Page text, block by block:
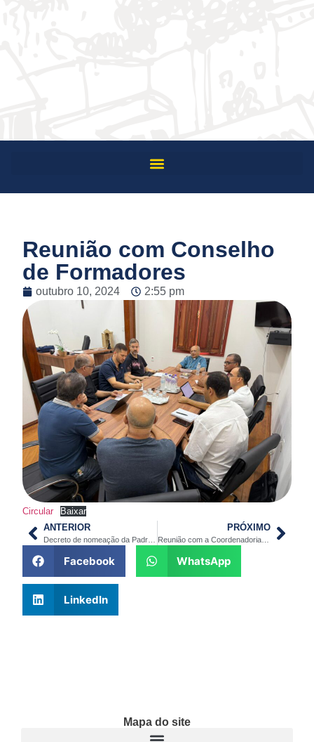
Reunião com Conselho
de Formadores
outubro 10, 2024 2:55 pm
Circular
Baixar
ANTERIOR
PRÓXIMO
Reunião com a Coordenadoria de Pastoral
Facebook WhatsApp
LinkedIn
Mapa do site